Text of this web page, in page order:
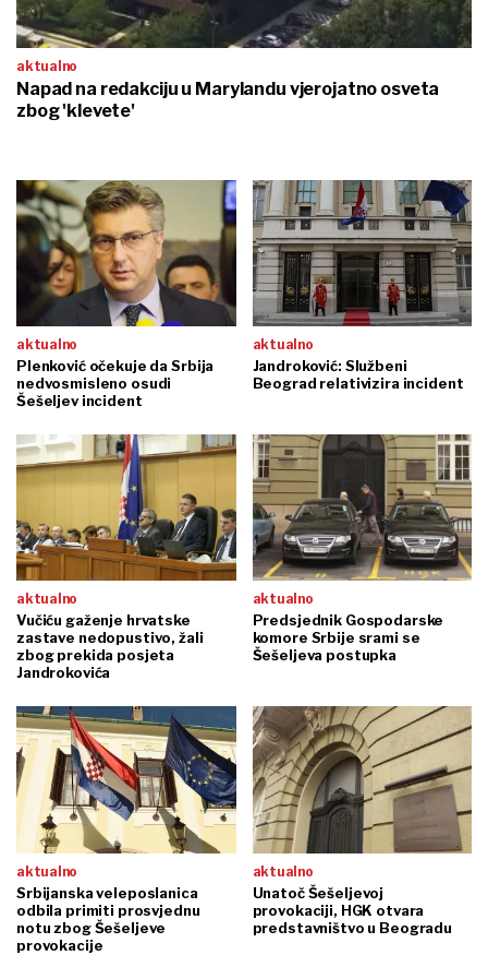
aktualno
Napad na redakciju u Marylandu vjerojatno osveta
zbog 'klevete'
aktualno
Plenković očekuje da Srbija
nedvosmisleno osudi
Šešeljev incident
aktualno
Jandroković: Službeni
Beograd relativizira incident
aktualno
Vučiću gaženje hrvatske
zastave nedopustivo, žali
zbog prekida posjeta
Jandrokovića
aktualno
Predsjednik Gospodarske
komore Srbije srami se
Šešeljeva postupka
aktualno
Srbijanska veleposlanica
odbila primiti prosvjednu
notu zbog Šešeljeve
provokacije
aktualno
Unatoč Šešeljevoj
provokaciji, HGK otvara
predstavništvo u Beogradu